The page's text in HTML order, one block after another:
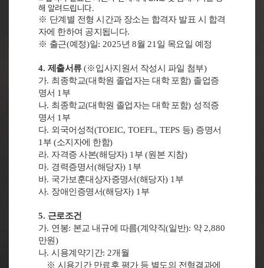
해 알려드립니다.
※ 단계별 전형 시간과 장소는 합격자 발표 시 합격
자에 한하여 공지됩니다.
※ 출근(예정)일: 2025년8월 21 일 목요일 예정
4. 제출서류(※입사지원서 작성시 파일 첨부)
가. 최종학교(대학원 졸업자는 대학 포함) 졸업증
명서 1 부
나. 최종학교(대학원 졸업자는 대학 포함) 성적증
명서 1 부
다. 외국어성적(TOEIC, TOEFL, TEPS 등) 증명서
1 부 (소지자에 한함)
라. 자격증 사본(해당자) 1 부(원본 지참)
마. 경력증명서(해당자) 1 부
바. 국가보훈대상자증명서(해당자) 1 부
사. 장애인증명서(해당자) 1 부
5. 근로조건
가. 연봉: 본교 내규에 따름(계약직(일반): 약 2,880
만원)
나.시용계약기간: 2개월
※ 시용기간 만료후 평가 등 별도의 전형결과에